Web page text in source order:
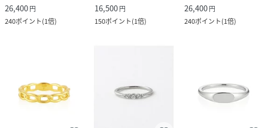
26,400円
240ポイント(1倍)
16,500円
150ポイント(1倍)
26,400円
240ポイント(1倍)